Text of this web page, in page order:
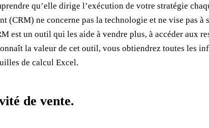
qu’elle dirige l’exécution de votre stratégie
(CRM) ne concerne pas la technologie et ne vise pas
est un outil qui les aide à vendre plus, à accéder aux
la valeur de cet outil, vous obtiendrez toutes les
de calcul Excel.
de vente.